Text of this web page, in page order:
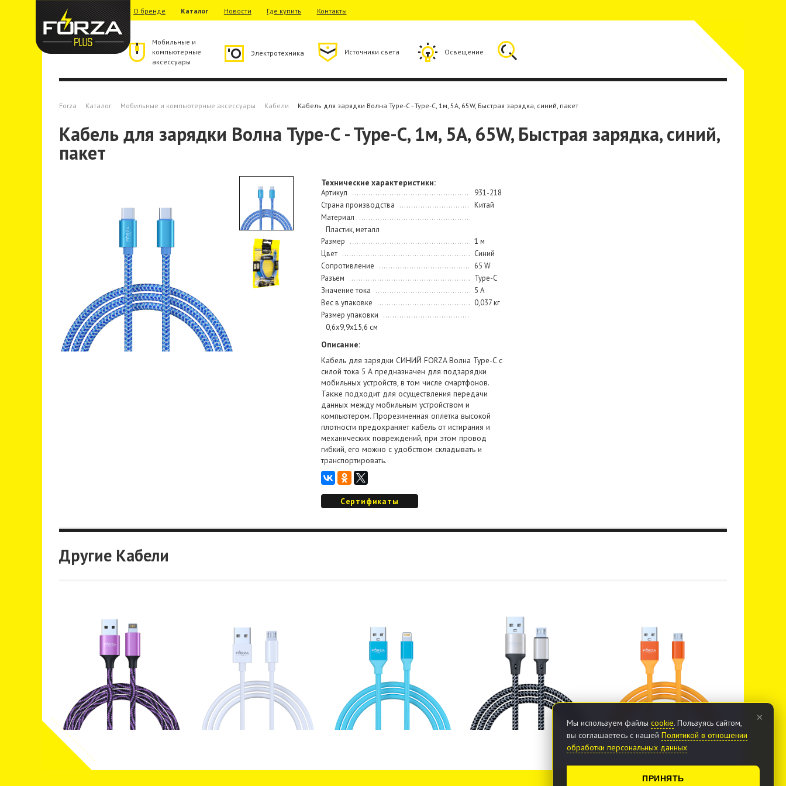
О бренде Каталог Новости Где купить Контакты
Мобильные и
компьютерные
аксессуары
Электротехника Источники света Освещение
Forza Каталог Мобильные и компьютерные аксессуары Кабели Кабель для зарядки Волна Type-C - Type-C, 1м, 5А, 65W, Быстрая зарядка, синий, пакет
Кабель для зарядки Волна Type-C - Type-C, 1м, 5А, 65W, Быстрая зарядка, синий,
пакет
Технические характеристики:
Артикул
931-218
Страна производства
Китай
Материал
Пластик, металл
Размер
1 м
Цвет
Синий
Сопротивление
65 W
Разъем
Type-C
Значение тока
5 А
Вес в упаковке
0,037 кг
Размер упаковки
0,6х9,9х15,6 см
Описание:
Кабель для зарядки СИНИЙ FORZA Волна Type-C с
силой тока 5 А предназначен для подзарядки
мобильных устройств, в том числе смартфонов.
Также подходит для осуществления передачи
данных между мобильным устройством и
компьютером. Прорезиненная оплетка высокой
плотности предохраняет кабель от истирания и
механических повреждений, при этом провод
гибкий, его можно с удобством складывать и
транспортировать.
Сертификаты
Другие Кабели
×
Мы используем файлы cookie. Пользуясь сайтом,
вы соглашаетесь с нашей Политикой в отношении
обработки персональных данных
ПРИНЯТЬ